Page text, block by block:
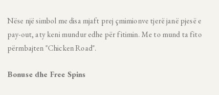
Nëse një simbol me disa mjaft prej çmimionve tjerë janë pjesë e
pay-out, aty keni mundur edhe për fitimin. Me to mund ta fito
përmbajten "Chicken Road".
Bonuse dhe Free Spins